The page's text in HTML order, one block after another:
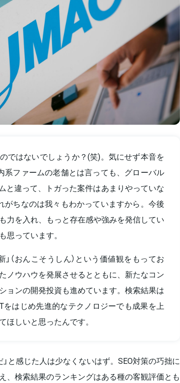
ではないでしょうか？(笑)。気にせず本音を
系ファームの老舗とは言っても、グローバル
と違って、トガった案件はあまりやっていな
がちなのは我々もわかっていますから。今後
力を入れ、もっと存在感や強みを発信してい
思っています。
」（おんこそうしん）という価値観をもってお
ノウハウを発展させるとともに、新たなコン
ョンの開発投資も進めています。検索結果は
をはじめ先進的なテクノロジーでも成果を上
ほしいと思ったんです。
と感じた人は少なくないはず。SEO対策の巧拙に
、検索結果のランキングはある種の客観評価とも